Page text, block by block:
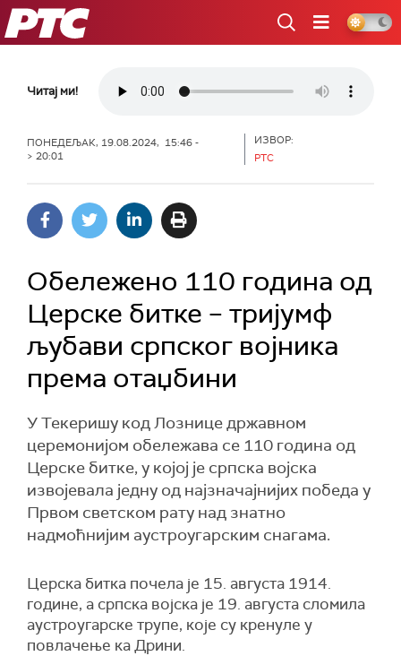
РТС
Читај ми!
ПОНЕДЕЉАК, 19.08.2024, 15:46 -
> 20:01
ИЗВОР:
РТС
Обележено 110 година од
Церске битке – тријумф
љубави српског војника
према отаџбини
У Текеришу код Лознице државном
церемонијом обележава се 110 година од
Церске битке, у којој је српска војска
извојевала једну од најзначајнијих победа у
Првом светском рату над знатно
надмоћнијим аустроугарским снагама.
Церска битка почела је 15. августа 1914.
године, а српска војска је 19. августа сломила
аустроугарске трупе, које су кренуле у
повлачење ка Дрини.